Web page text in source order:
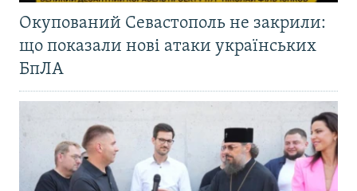
Окупований Севастополь не закрили:
що показали нові атаки українських
БпЛА